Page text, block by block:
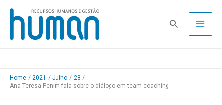
Skip
content
Pesquisa
Home 2021 Julho
28
Ana Teresa Penim fala sobre o diálogo em team coaching